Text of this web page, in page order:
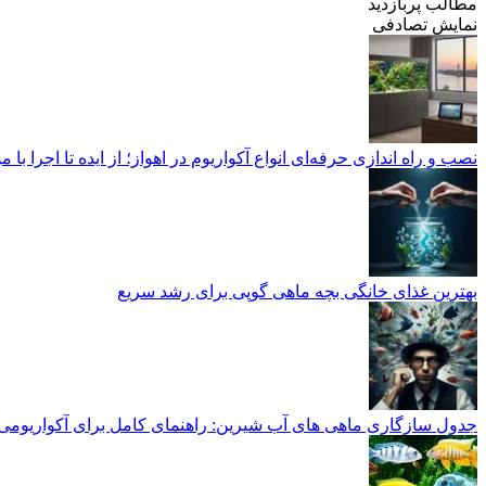
نمایش تصادفی
نصب و راه‌ اندازی حرفه‌ای انواع آکواریوم در اهواز؛ از ایده تا اجرا
بهترین غذای خانگی بچه ماهی گوپی برای رشد سریع
جدول سازگاری ماهی های آب شیرین: راهنمای کامل برای آکواریومی